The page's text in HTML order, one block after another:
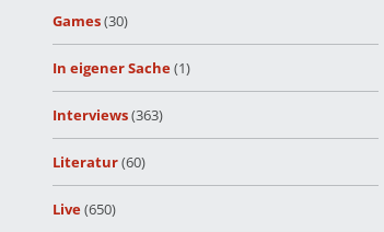
Games(30)
In eigener Sache(1)
Interviews(363)
Literatur(60)
Live(650)